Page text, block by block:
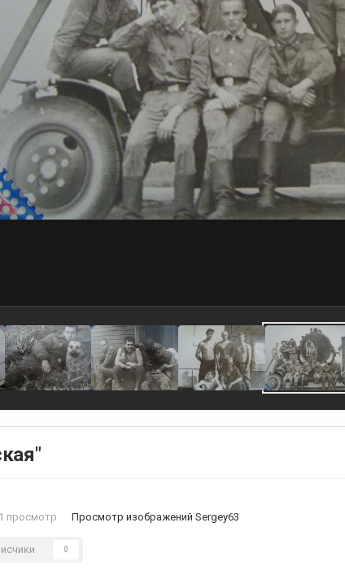
просмотр Просмотр изображений Sergey63
0